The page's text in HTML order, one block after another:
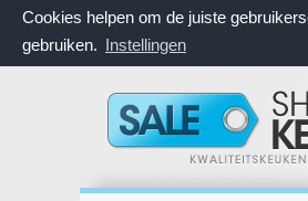
Cookies helpen om de juiste
gebruiken. Instellingen